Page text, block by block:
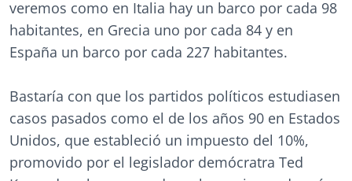
veremos como en Italia hay un barco por cada 98
habitantes, en Grecia uno por cada 84 y en
España un barco por cada 227 habitantes.
Bastaría con que los partidos políticos estudiasen
casos pasados como el de los años 90 en Estados
Unidos, que estableció un impuesto del 10%,
promovido por el legislador demócratra Ted